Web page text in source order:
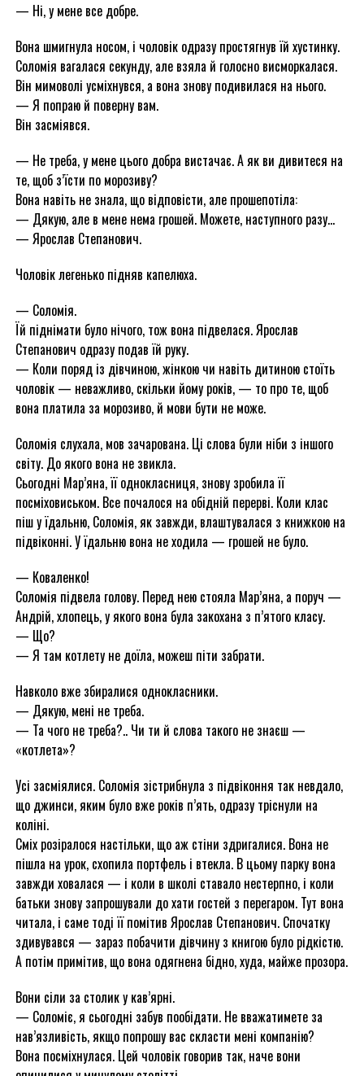
— Ні, у мене все добре.
Вона шмигнула носом, і чоловік одразу простягнув їй хустинку.
Соломія вагалася секунду, але взяла й голосно висморкалася.
Він мимоволі усміхнувся, а вона знову подивилася на нього.
— Я попраю й поверну вам.
Він засміявся.
— Не треба, у мене цього добра вистачає. А як ви дивитеся на
те, щоб з’їсти по морозиву?
Вона навіть не знала, що відповісти, але прошепотіла:
— Дякую, але в мене нема грошей. Можете, наступного разу…
— Ярослав Степанович.
Чоловік легенько підняв капелюха.
— Соломія.
Їй піднімати було нічого, тож вона підвелася. Ярослав
Степанович одразу подав їй руку.
— Коли поряд із дівчиною, жінкою чи навіть дитиною стоїть
чоловік — неважливо, скільки йому років, — то про те, щоб
вона платила за морозиво, й мови бути не може.
Соломія слухала, мов зачарована. Ці слова були ніби з іншого
світу. До якого вона не звикла.
Сьогодні Мар’яна, її однокласниця, знову зробила її
посміховиськом. Все почалося на обідній перерві. Коли клас
піш у їдальню, Соломія, як завжди, влаштувалася з книжкою на
підвіконні. У їдальню вона не ходила — грошей не було.
— Коваленко!
Соломія підвела голову. Перед нею стояла Мар’яна, а поруч —
Андрій, хлопець, у якого вона була закохана з п’ятого класу.
— Що?
— Я там котлету не доїла, можеш піти забрати.
Навколо вже збиралися однокласники.
— Дякую, мені не треба.
— Та чого не треба?.. Чи ти й слова такого не знаєш —
«котлета»?
Усі засміялися. Соломія зістрибнула з підвіконня так невдало,
що джинси, яким було вже років п’ять, одразу тріснули на
коліні.
Сміх розіралося настільки, що аж стіни здригалися. Вона не
пішла на урок, схопила портфель і втекла. В цьому парку вона
завжди ховалася — і коли в школі ставало нестерпно, і коли
батьки знову запрошували до хати гостей з перегаром. Тут вона
читала, і саме тоді її помітив Ярослав Степанович. Спочатку
здивувався — зараз побачити дівчину з книгою було рідкістю.
А потім примітив, що вона одягнена бідно, худа, майже прозора.
Вони сіли за столик у кав’ярні.
— Соломіє, я сьогодні забув пообідати. Не вважатимете за
нав’язливість, якщо попрошу вас скласти мені компанію?
Вона посміхнулася. Цей чоловік говорив так, наче вони